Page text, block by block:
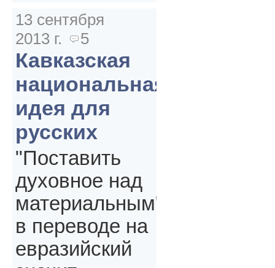
13 сентября
2013 г.
5
Кавказская
национальная
идея для
русских
"Поставить
духовное над
материальным"
в переводе на
евразийский